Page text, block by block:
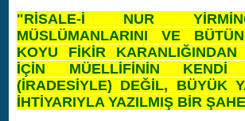
"RİSALE-İ NUR
MÜSLÜMANLARINI VE
KOYU FİKİR KARANLIĞINDAN
İÇİN MÜELLİFİNİN KENDİ
(İRADESİYLE) DEĞİL, BÜYÜK
İHTİYARIYLA YAZILMIŞ BİR